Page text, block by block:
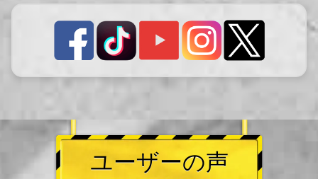
ユーザーの声